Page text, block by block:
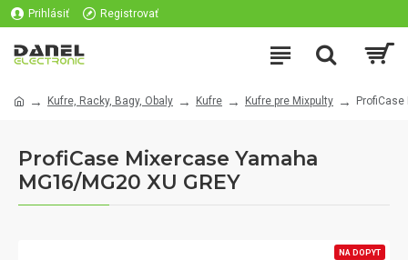
Prihlásiť Registrovať
Kufre, Racky, Bagy, Obaly Kufre Kufre pre Mixpulty
ProfiCase Mixercase Yamaha
MG16/MG20 XU GREY
NA DOPYT